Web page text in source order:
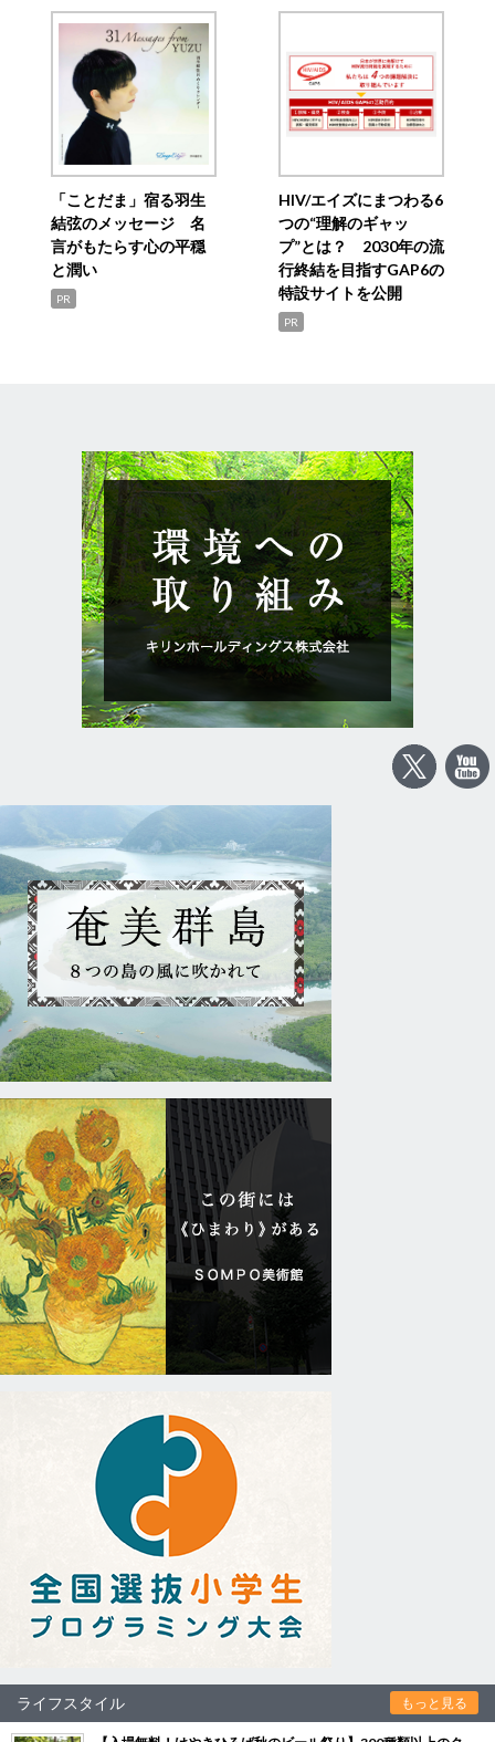
「ことだま」宿る羽生
結弦のメッセージ 名
言がもたらす心の平穏
と潤い
PR
HIV/エイズにまつわる6
つの“理解のギャッ
プ”とは？ 2030年の流
行終結を目指すGAP6の
特設サイトを公開
PR
ライフスタイル もっと見る